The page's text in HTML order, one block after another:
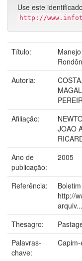
Use este
http://
Título:
Autoria:
Afiliação:
JOAO
Ano de
publicação:
2005
Referência:
http://
Thesagro:
Palavras-
chave: